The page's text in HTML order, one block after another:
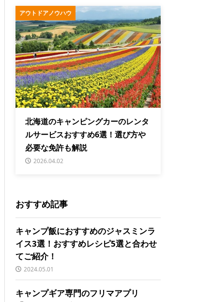
アウトドアノウハウ
北海道のキャンピングカーのレンタ
ルサービスおすすめ6選！選び方や
必要な免許も解説
2026.04.02
おすすめ記事
キャンプ飯におすすめのジャスミンラ
イス3選！おすすめレシピ5選と合わせ
てご紹介！
2024.05.01
キャンプギア専門のフリマアプリ